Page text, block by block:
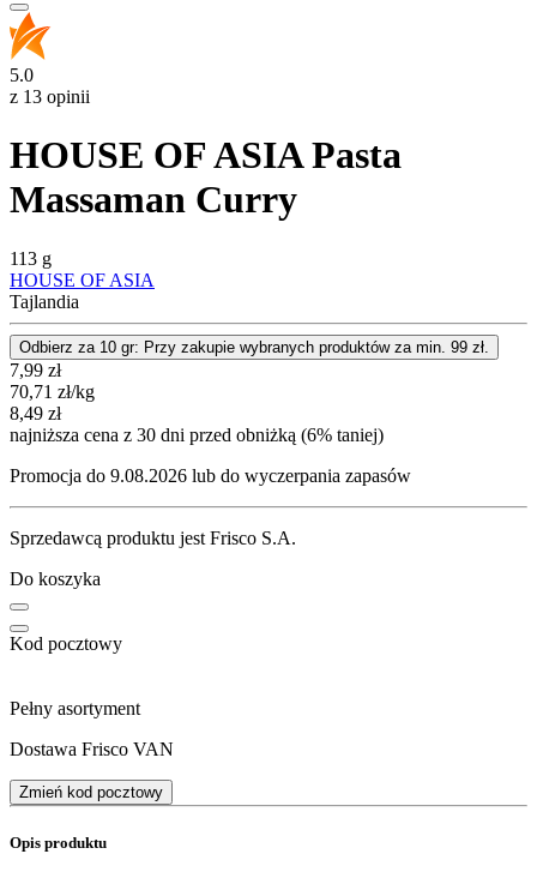
5.0
z 13 opinii
HOUSE OF ASIA Pasta
Massaman Curry
113 g
HOUSE OF ASIA
Tajlandia
Odbierz za 10 gr: Przy zakupie wybranych produktów za min. 99 zł.
Cena promocyjna
7,99 zł
70,71 zł/kg
8,49 zł
najniższa cena z 30 dni przed obniżką (6% taniej)
Promocja do 9.08.2026 lub do wyczerpania zapasów
Sprzedawcą produktu jest Frisco S.A.
Do koszyka
Kod pocztowy
Pełny asortyment
Dostawa Frisco VAN
Zmień kod pocztowy
Opis produktu